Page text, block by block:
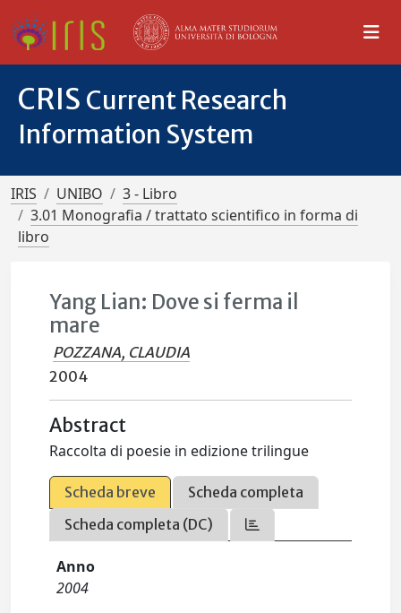
CRIS Current Research
Information System
IRIS UNIBO
3 - Libro
3.01 Monografia / trattato scientifico in forma di
libro
Yang Lian: Dove si ferma il
mare
POZZANA, CLAUDIA
2004
Abstract
Raccolta di poesie in edizione trilingue
Scheda breve
Scheda completa
Scheda completa (DC)
Anno
2004